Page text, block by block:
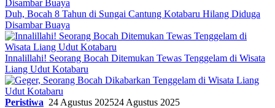
Duh, Bocah 8 Tahun di Sungai Cantung Kotabaru Hilang Diduga
Disambar Buaya
Innalillahi! Seorang Bocah Ditemukan Tewas Tenggelam di Wisata
Liang Udut Kotabaru
Peristiwa 24 Agustus 202524 Agustus 2025